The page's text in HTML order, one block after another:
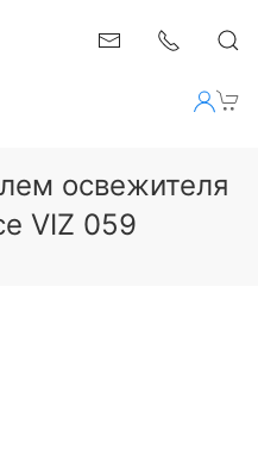
освежителя
VIZ 059